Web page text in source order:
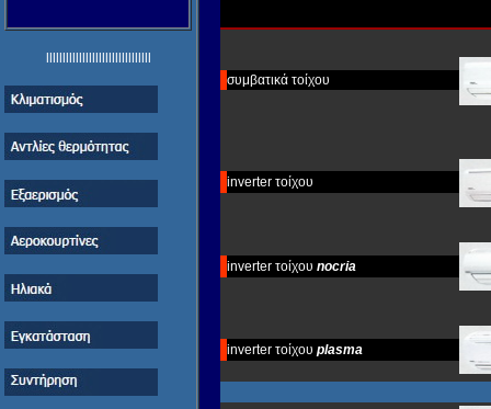
συμβατικά τοίχου
inverter τοίχου
inverter τοίχου nocria
inverter τοίχου plasma